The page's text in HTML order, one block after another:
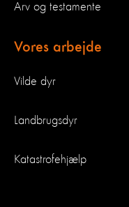
Arv og testamente
Vores arbejde
Vilde dyr
Landbrugsdyr
Katastrofehjælp